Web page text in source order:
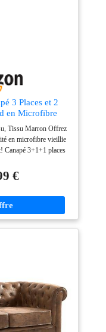
3 Places et 2
en Microfibre
Vieilli
Tissu Marron Offrez
en microfibre vieillie
Canapé 3+1+1 places
d'assise : 62 cm,
Mousse polyuréthane
produit est pensé pour
son excellent rapport
€